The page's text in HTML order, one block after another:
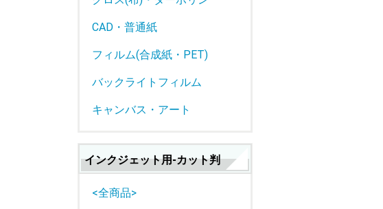
CAD・普通紙
フィルム(合成紙・PET)
バックライトフィルム
キャンバス・アート
インクジェット用-カット判
<全商品>